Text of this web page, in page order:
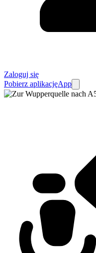
Zaloguj się
Pobierz aplikacjęApp